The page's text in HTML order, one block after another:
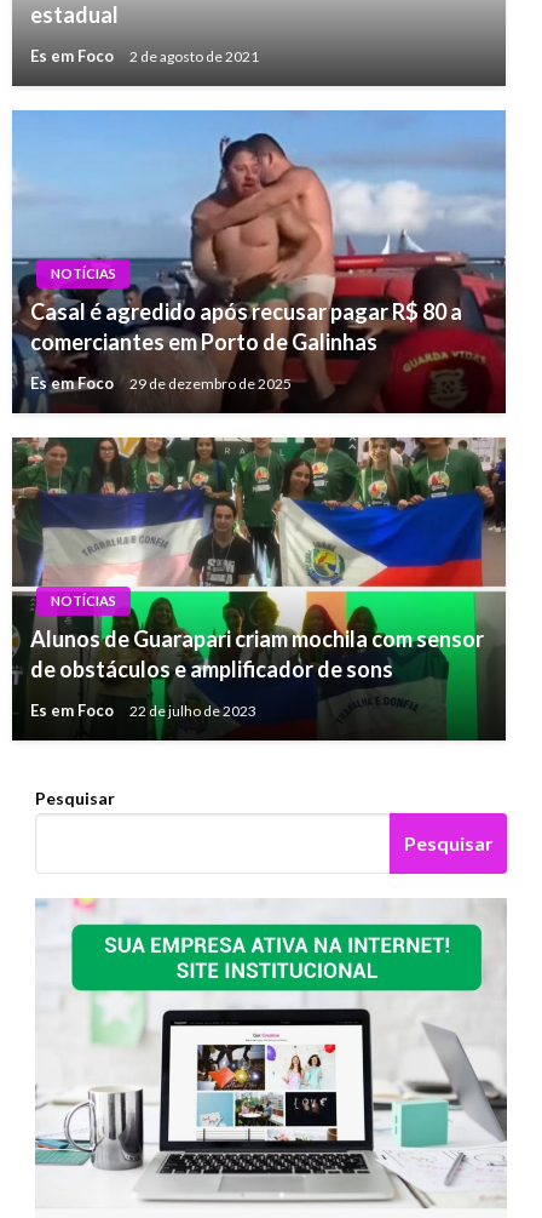
estadual
Es em Foco 2 de agosto de 2021
NOTÍCIAS
Casal é agredido após recusar pagar R$ 80 a
comerciantes em Porto de Galinhas
Es em Foco 29 de dezembro de 2025
NOTÍCIAS
Alunos de Guarapari criam mochila com sensor
de obstáculos e amplificador de sons
Es em Foco 22 de julho de 2023
Pesquisar
Pesquisar